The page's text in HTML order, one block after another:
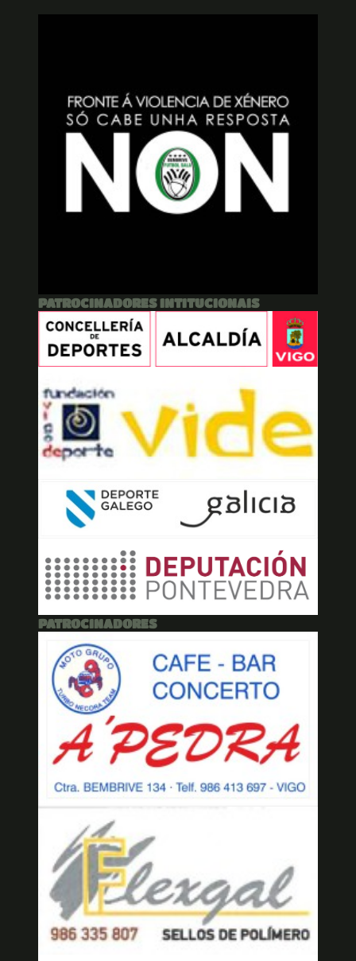
PATROCINADORES INTITUCIONAIS
PATROCINADORES